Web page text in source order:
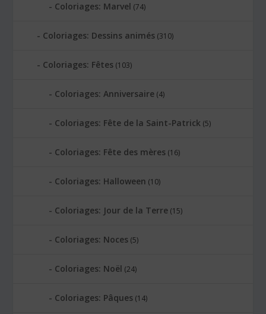
Coloriages: Marvel (74)
Coloriages: Dessins animés (310)
Coloriages: Fêtes (103)
Coloriages: Anniversaire (4)
Coloriages: Fête de la Saint-Patrick (5)
Coloriages: Fête des mères (16)
Coloriages: Halloween (10)
Coloriages: Jour de la Terre (15)
Coloriages: Noces (5)
Coloriages: Noël (24)
Coloriages: Pâques (14)